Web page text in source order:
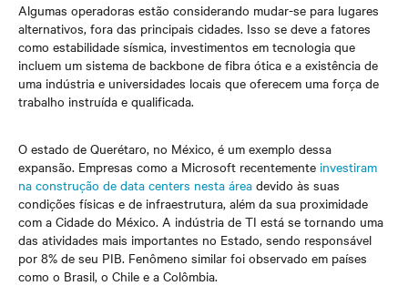
Algumas operadoras estão considerando mudar-se para lugares
alternativos, fora das principais cidades. Isso se deve a fatores
como estabilidade sísmica, investimentos em tecnologia que
incluem um sistema de backbone de fibra ótica e a existência de
uma indústria e universidades locais que oferecem uma força de
trabalho instruída e qualificada.
O estado de Querétaro, no México, é um exemplo dessa
expansão. Empresas como a Microsoft recentemente investiram
na construção de data centers nesta área devido às suas
condições físicas e de infraestrutura, além da sua proximidade
com a Cidade do México. A indústria de TI está se tornando uma
das atividades mais importantes no Estado, sendo responsável
por 8% de seu PIB. Fenômeno similar foi observado em países
como o Brasil, o Chile e a Colômbia.